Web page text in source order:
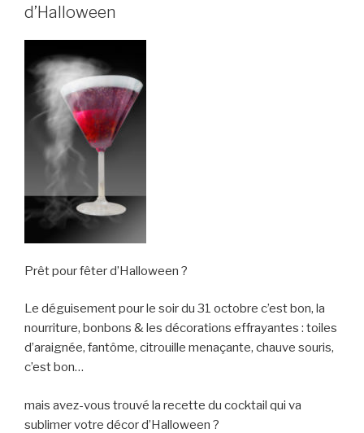
d’Halloween
Prêt pour fêter d’Halloween ?
Le déguisement pour le soir du 31 octobre c’est bon, la
nourriture, bonbons & les décorations effrayantes : toiles
d’araignée, fantôme, citrouille menaçante, chauve souris,
c’est bon…
mais avez-vous trouvé la recette du cocktail qui va
sublimer votre décor d’Halloween ?